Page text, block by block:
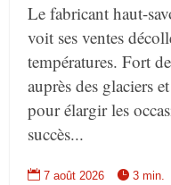
Le fabricant haut-
voit ses ventes
températures. Fort
auprès des glaciers
pour élargir les
succès...
 7 août 2026  3 min.